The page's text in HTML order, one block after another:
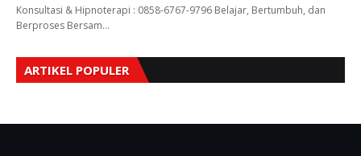
Konsultasi & Hipnoterapi : 0858-6767-9796 Belajar, Bertumbuh, dan
Berproses Bersam…
ARTIKEL POPULER